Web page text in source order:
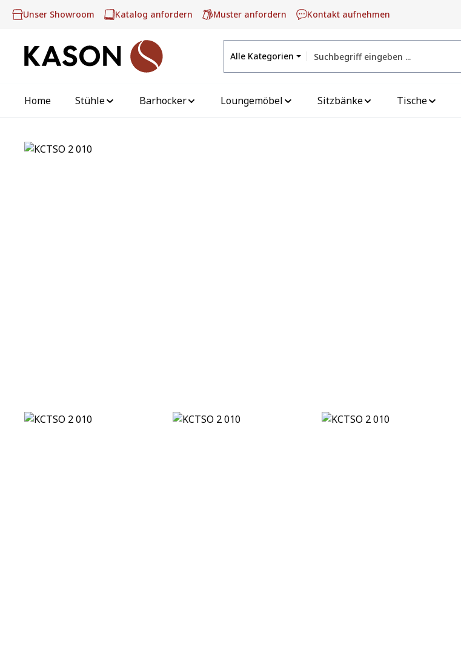
Hauptinhalt springen
Zur Suche springen
Zur Hauptnavigation springen
Unser Showroom Katalog anfordern Muster anfordern Kontakt aufnehmen
Alle Kategorien
Home Stühle Barhocker Loungemöbel Sitzbänke Tische
Bildergalerie überspringen